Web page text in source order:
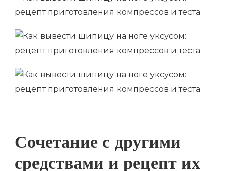
Сочетание с другими